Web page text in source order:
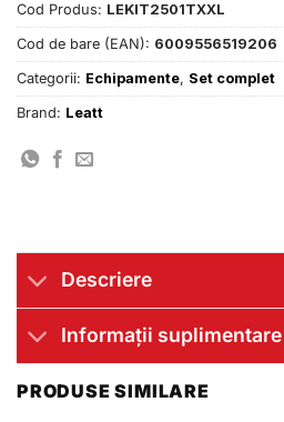
Cod Produs: LEKIT2501TXXL
Cod de bare (EAN): 6009556519206
Categorii: Echipamente, Set complet
Brand: Leatt
Descriere
Informații suplimentare
PRODUSE SIMILARE